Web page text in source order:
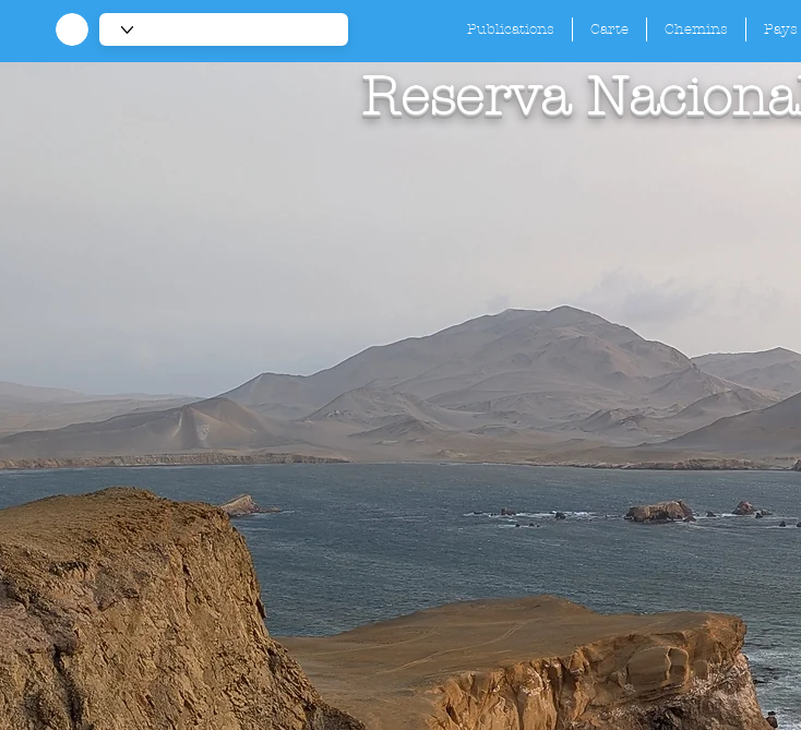
Publications Carte Chemins Pays
Reserva